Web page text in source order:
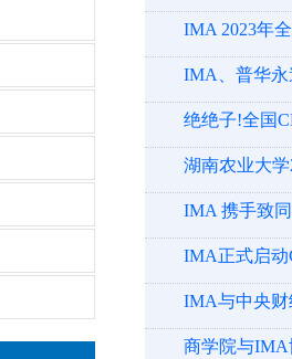
IMA 2023年
IMA、普华永
绝绝子!全国
湖南农业大
IMA 携手致
IMA正式启动
IMA与中央财
商学院与